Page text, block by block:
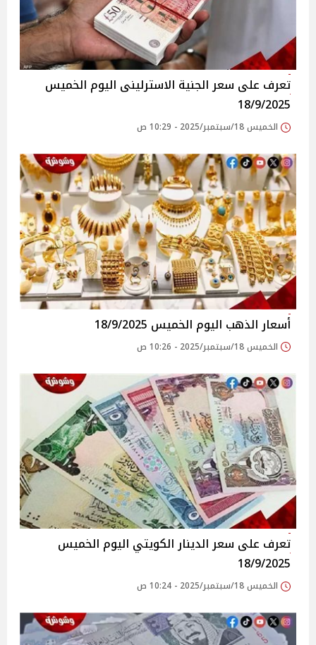
تعرف على سعر الجنية الاسترلينى اليوم الخميس
18/9/2025
الخميس 18/سبتمبر/2025 - 10:29 ص
أسعار الذهب اليوم الخميس 18/9/2025
الخميس 18/سبتمبر/2025 - 10:26 ص
تعرف على سعر الدينار الكويتي اليوم الخميس
18/9/2025
الخميس 18/سبتمبر/2025 - 10:24 ص